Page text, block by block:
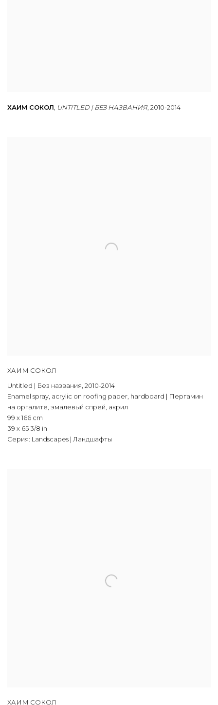
ХАИМ СОКОЛ, UNTITLED | БЕЗ НАЗВАНИЯ, 2010-2014
ХАИМ СОКОЛ
Untitled | Без названия, 2010-2014
Enamel spray, acrylic on roofing paper, hardboard | Пергамин
на оргалите, эмалевый спрей, акрил
99 x 166 cm
39 x 65 3/8 in
Серия: Landscapes | Ландшафты
ХАИМ СОКОЛ